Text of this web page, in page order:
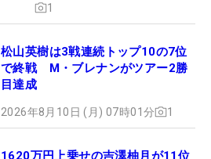
1
松山英樹は3戦連続トップ10の7位
で終戦 M・ブレナンがツアー2勝
目達成
2026年8月10日 (月) 07時01分 1
1620万円上乗せの吉澤柚月が11位